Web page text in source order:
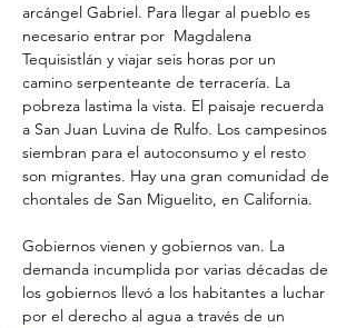
arcángel Gabriel. Para llegar al pueblo es
necesario entrar por  Magdalena
Tequisistlán y viajar seis horas por un
camino serpenteante de terracería. La
pobreza lastima la vista. El paisaje recuerda
a San Juan Luvina de Rulfo. Los campesinos
siembran para el autoconsumo y el resto
son migrantes. Hay una gran comunidad de
chontales de San Miguelito, en California.
Gobiernos vienen y gobiernos van. La
demanda incumplida por varias décadas de
los gobiernos llevó a los habitantes a luchar
por el derecho al agua a través de un